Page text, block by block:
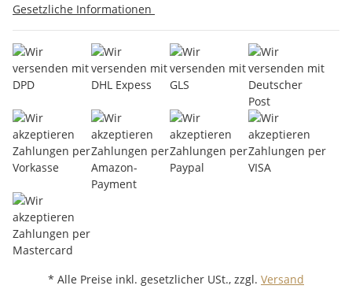
Gesetzliche Informationen
* Alle Preise inkl. gesetzlicher USt., zzgl. Versand